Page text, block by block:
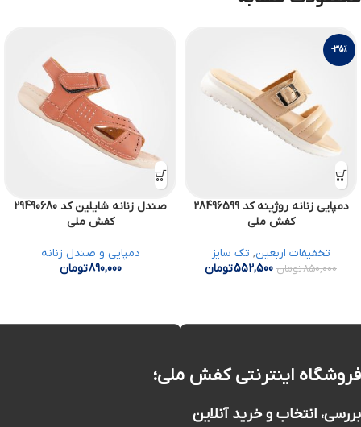
-35%
دمپایی زنانه روژینه کد 28496599
کفش ملی
تخفیفات اربعین, تک سایز
850,000تومان 552,500تومان
صندل زنانه شایلین کد 29490680
کفش ملی
دمپایی و صندل زنانه
890,000تومان
فروشگاه اینترنتی کفش ملی؛
بررسی، انتخاب و خرید آنلاین